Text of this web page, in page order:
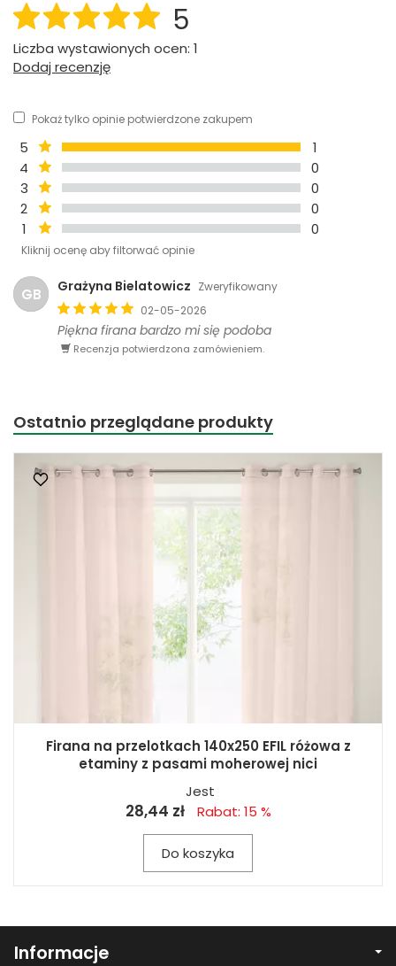
5
Liczba wystawionych ocen: 1
Dodaj recenzję
Pokaż tylko opinie potwierdzone zakupem
5
1
4
0
3
0
2
0
1
0
Kliknij ocenę aby filtorwać opinie
GB Grażyna Bielatowicz Zweryfikowany
02-05-2026
Piękna firana bardzo mi się podoba
Recenzja potwierdzona zamówieniem.
Ostatnio przeglądane produkty
Firana na przelotkach 140x250 EFIL różowa z
etaminy z pasami moherowej nici
Jest
28,44 zł Rabat: 15 %
Do koszyka
Informacje